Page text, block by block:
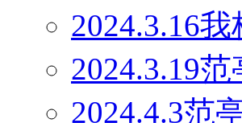
2024.3.16
2024.3.19
2024.4.3范